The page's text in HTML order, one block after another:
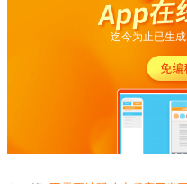
迄今为止已生成